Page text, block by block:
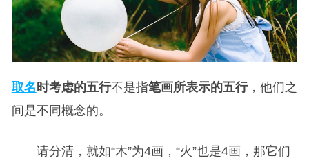
取名时考虑的五行不是指笔画所表示的五行，他们之
间是不同概念的。
请分清，就如“木”为4画，“火”也是4画，那它们